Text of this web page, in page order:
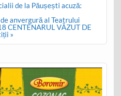
de la Păușești acuză:
anvergură al Teatrului
CENTENARUL VĂZUT DE
»